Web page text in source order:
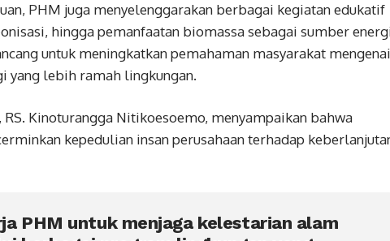
PHM juga menyelenggarakan berbagai kegiatan edukatif
hingga pemanfaatan biomassa sebagai sumber
untuk meningkatkan pemahaman masyarakat mengenai
yang lebih ramah lingkungan.
Kinoturangga Nitikoesoemo, menyampaikan bahwa
kepedulian insan perusahaan terhadap
PHM untuk menjaga kelestarian alam